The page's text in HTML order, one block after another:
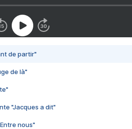
de partir"
de là"
"Jacques a dit"
nous"